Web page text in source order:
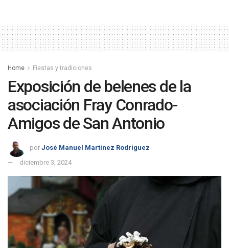
Home Fiestas y tradiciones
Exposición de belenes de la
asociación Fray Conrado-
Amigos de San Antonio
por José Manuel Martínez Rodríguez
diciembre 3, 2024